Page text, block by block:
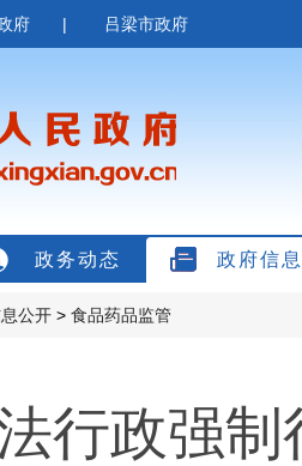
府 | 吕梁市政府
政务动态 政府信
公开 > 食品药品监管
行政强